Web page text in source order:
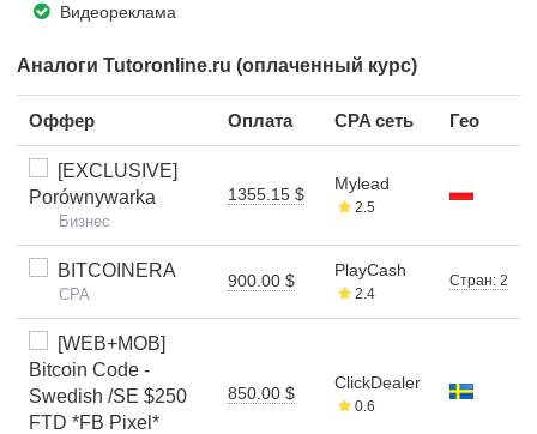
Видеореклама
Аналоги Tutoronline.ru (оплаченный курс)
Оффер Оплата CPA сеть Гео
[EXCLUSIVE]
Porównywarka
Бизнес
1355.15 $
Mylead
2.5
BITCOINERA
CPA
900.00 $
PlayCash
2.4
Стран: 2
[WEB+MOB]
Bitcoin Code -
Swedish /SE $250
FTD *FB Pixel*
850.00 $
ClickDealer
0.6